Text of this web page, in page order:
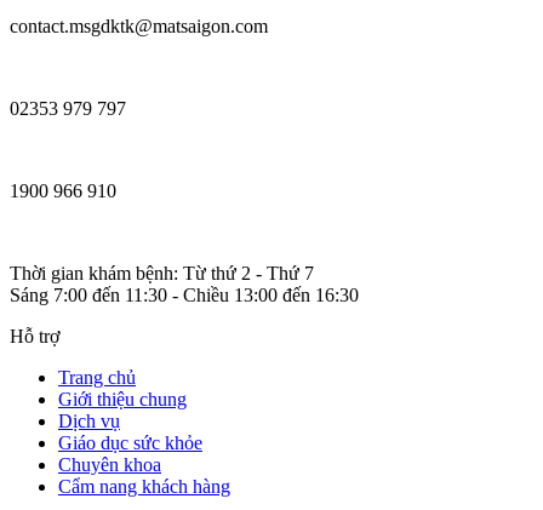
contact.msgdktk@matsaigon.com
02353 979 797
1900 966 910
Thời gian khám bệnh: Từ thứ 2 - Thứ 7
Sáng 7:00 đến 11:30 - Chiều 13:00 đến 16:30
Hỗ trợ
Trang chủ
Giới thiệu chung
Dịch vụ
Giáo dục sức khỏe
Chuyên khoa
Cẩm nang khách hàng